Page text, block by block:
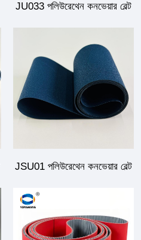
JU033 পলিউরেথেন কনভেয়ার বেল্ট
JSU01 পলিউরেথেন কনভেয়ার বেল্ট